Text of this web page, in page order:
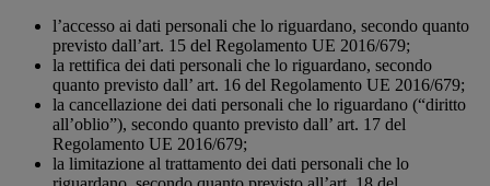
l’accesso ai dati personali che lo riguardano, secondo quanto
previsto dall’art. 15 del Regolamento UE 2016/679;
la rettifica dei dati personali che lo riguardano, secondo
quanto previsto dall’ art. 16 del Regolamento UE 2016/679;
la cancellazione dei dati personali che lo riguardano (“diritto
all’oblio”), secondo quanto previsto dall’ art. 17 del
Regolamento UE 2016/679;
la limitazione al trattamento dei dati personali che lo